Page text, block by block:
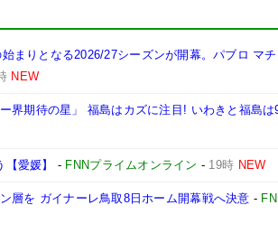
まりとなる2026/27シーズンが開幕。パブロ マ
NEW
界期待の星」 福島はカズに注目! いわきと福島
愛媛】 - FNNプライムオンライン - 19時 NEW
層を ガイナーレ鳥取8日ホーム開幕戦へ決意 -